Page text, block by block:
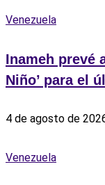
Venezuela
Inameh prevé
Niño’ para el
4 de agosto de
Venezuela